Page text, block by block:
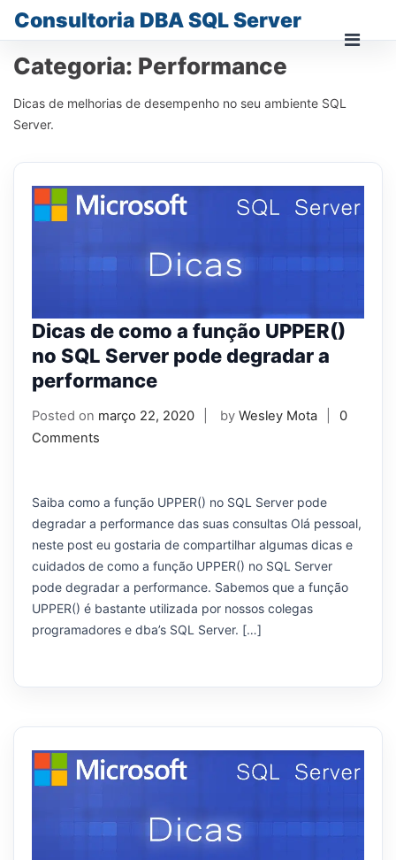
content
Consultoria DBA SQL Server
Categoria: Performance
Dicas de melhorias de desempenho no seu ambiente SQL
Server.
Dicas de como a função UPPER()
no SQL Server pode degradar a
performance
Posted on março 22, 2020 by Wesley Mota
0
Comments
Saiba como a função UPPER() no SQL Server pode
degradar a performance das suas consultas Olá pessoal,
neste post eu gostaria de compartilhar algumas dicas e
cuidados de como a função UPPER() no SQL Server
pode degradar a performance. Sabemos que a função
UPPER() é bastante utilizada por nossos colegas
programadores e dba’s SQL Server. […]